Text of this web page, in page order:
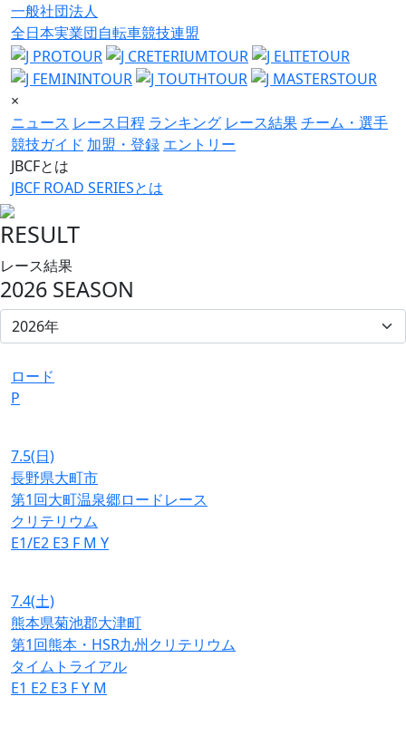
一般社団法人
全日本実業団自転車競技連盟
×
ニュース レース日程 ランキング レース結果チーム・選手
競技ガイド 加盟・登録 エントリー
JBCFとは
JBCF ROAD SERIESとは
RESULT
レース結果
2026 SEASON
ロード
P
7.5(日)
長野県大町市
第1回大町温泉郷ロードレース
クリテリウム
E1/E2 E3 F M Y
7.4(土)
熊本県菊池郡大津町
第1回熊本・HSR九州クリテリウム
タイムトライアル
E1 E2 E3 FY M